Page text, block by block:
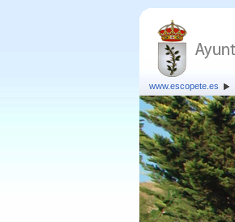
www.escopete.es